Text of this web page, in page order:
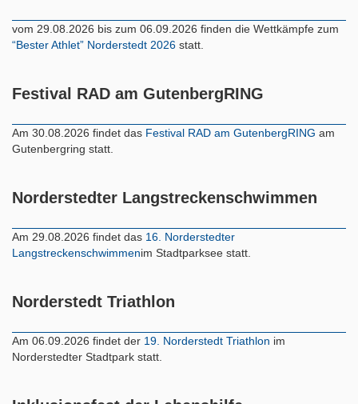
vom 29.08.2026 bis zum 06.09.2026 finden die Wettkämpfe zum
“Bester Athlet” Norderstedt 2026 statt.
Festival RAD am GutenbergRING
Am 30.08.2026 findet das Festival RAD am GutenbergRING am
Gutenbergring statt.
Norderstedter Langstreckenschwimmen
Am 29.08.2026 findet das 16. Norderstedter
Langstreckenschwimmenim Stadtparksee statt.
Norderstedt Triathlon
Am 06.09.2026 findet der 19. Norderstedt Triathlon im
Norderstedter Stadtpark statt.